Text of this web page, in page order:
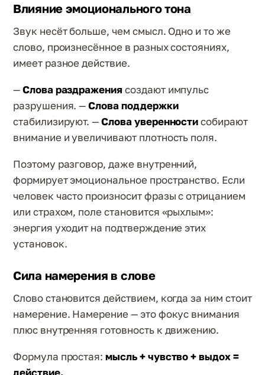
Влияние эмоционального тона
Звук несёт больше, чем смысл. Одно и то же
слово, произнесённое в разных состояниях,
имеет разное действие.
—Слова раздражениясоздают импульс
разрушения. —Слова поддержки
стабилизируют. —Слова уверенностисобирают
внимание и увеличивают плотность поля.
Поэтому разговор, даже внутренний,
формирует эмоциональное пространство. Если
человек часто произносит фразы с отрицанием
или страхом, поле становится «рыхлым»:
энергия уходит на подтверждение этих
установок.
Сила намерения в слове
Слово становится действием, когда за ним стоит
намерение. Намерение — это фокус внимания
плюс внутренняя готовность к движению.
Формула простая:мысль + чувство + выдох =
действие.